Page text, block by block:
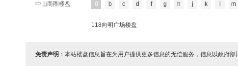
中山商圈楼盘 0 b c d f g h j k m
118向明广场楼盘
免责声明 ：本站楼盘信息旨在为用户提供更多信息的无偿服务，信息以政府部